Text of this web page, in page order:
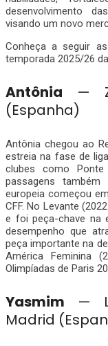
desenvolvimento
visando um novo
Conheça a seguir
temporada 2025/26
Antônia —
(Espanha)
Antônia chegou ao
estreia na fase de
clubes como
passagens
europeia começou
CFF. No Levante
e foi peça-chave na
desempenho que
peça importante na
América Feminina
Olimpíadas de Paris
Yasmim —
Madrid